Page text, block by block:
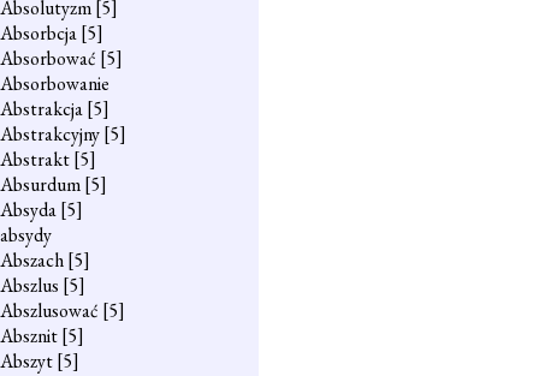
Absolutyzm[5]
Absorbcja[5]
Absorbować [5]
Absorbowanie
Abstrakcja[5]
Abstrakcyjny[5]
Abstrakt[5]
Absurdum[5]
Absyda[5]
absydy
Abszach[5]
Abszlus [5]
Abszlusować [5]
Absznit[5]
Abszyt[5]